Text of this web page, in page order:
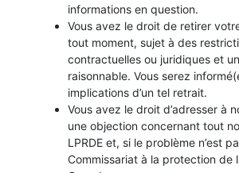
informations en question.
Vous avez le droit de retirer
tout moment, sujet à des
contractuelles ou juridiques et
raisonnable. Vous serez
implications d’un tel retrait.
Vous avez le droit d’adresser à
une objection concernant tout
LPRDE et, si le problème n’est
Commissariat à la protection de